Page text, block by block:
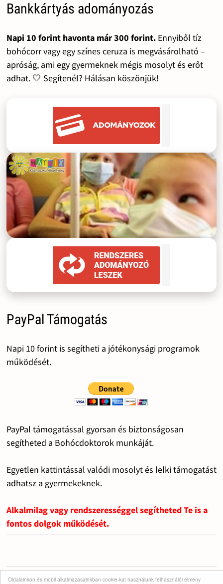
Oldalainkon és mobil alkalmazásainkban cookie-kat használunk felhasználói élmény
Bankkártyás adományozás
Napi 10 forint havonta már 300 forint.Ennyiből tíz
bohócorr vagy egy színes ceruza is megvásárolható –
apróság, ami egy gyermeknek mégis mosolyt és erőt
adhat. 🤍 Segítenél? Hálásan köszönjük!
PayPal Támogatás
Napi 10 forint is segítheti a jótékonysági programok
működését.
PayPal támogatással gyorsan és biztonságosan
segítheted a Bohócdoktorok munkáját.
Egyetlen kattintással valódi mosolyt és lelki támogatást
adhatsz a gyermekeknek.
Alkalmilag vagy rendszerességgel segítheted Te is a
fontos dolgok működését.